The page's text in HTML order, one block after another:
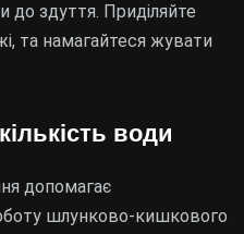
до здуття. Приділяйте
та намагайтеся жувати
води
допомагає
шлунково-кишкового